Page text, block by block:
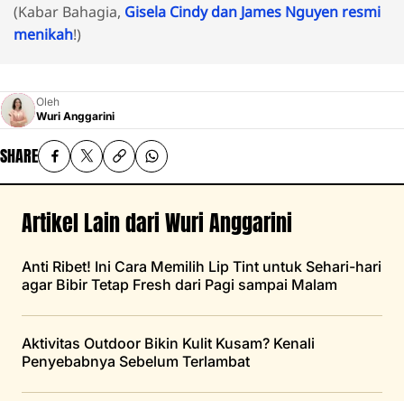
(Kabar Bahagia, Gisela Cindy dan James Nguyen resmi
menikah!)
Oleh
Wuri Anggarini
SHARE
Artikel Lain dari Wuri Anggarini
Anti Ribet! Ini Cara Memilih Lip Tint untuk Sehari-hari
agar Bibir Tetap Fresh dari Pagi sampai Malam
Aktivitas Outdoor Bikin Kulit Kusam? Kenali
Penyebabnya Sebelum Terlambat